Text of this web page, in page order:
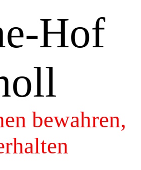
Hof
bewahren,